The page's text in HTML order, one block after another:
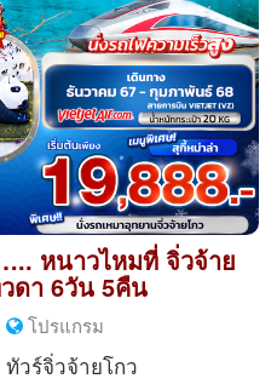
หนาวไหมที่ จิ่วจ้าย
ดา 6วัน 5คืน
โปรแกรม
ทัวร์จิ่วจ้ายโกว